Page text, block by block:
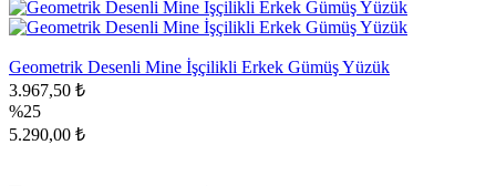
Geometrik Desenli Mine İşçilikli Erkek Gümüş Yüzük
3.967,50 ₺
%25
5.290,00 ₺